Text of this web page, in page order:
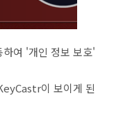
여 '개인 정보 보호'
이 보이게 된